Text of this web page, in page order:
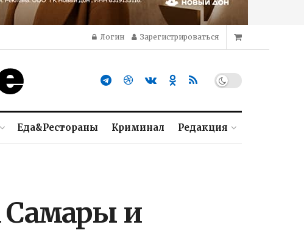
Логин Зарегистрироваться
Еда&Рестораны Криминал Редакция
Самары и